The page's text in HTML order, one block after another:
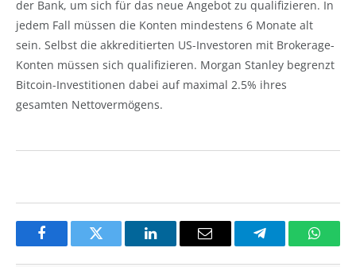
der Bank, um sich für das neue Angebot zu qualifizieren. In
jedem Fall müssen die Konten mindestens 6 Monate alt
sein. Selbst die akkreditierten US-Investoren mit Brokerage-
Konten müssen sich qualifizieren. Morgan Stanley begrenzt
Bitcoin-Investitionen dabei auf maximal 2.5% ihres
gesamten Nettovermögens.
FacebookTwitter LinkedInEmail Telegram